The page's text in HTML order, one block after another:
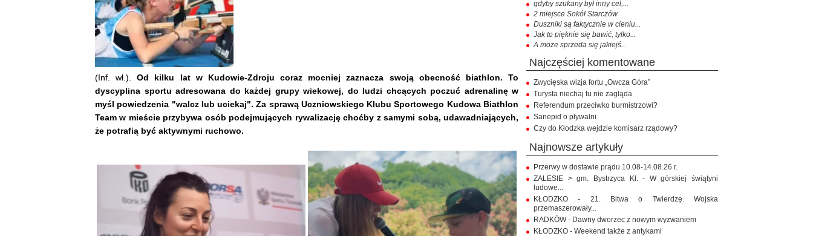
(Inf. wł.).Od kilku lat w Kudowie-Zdroju coraz mocniej zaznacza swoją obecność biathlon. To
dyscyplina sportu adresowana do każdej grupy wiekowej, do ludzi chcących poczuć adrenalinę w
myśl powiedzenia "walcz lub uciekaj". Za sprawą Uczniowskiego Klubu Sportowego Kudowa Biathlon
Team w mieście przybywa osób podejmujących rywalizację choćby z samymi sobą, udawadniających,
że potrafią być aktywnymi ruchowo.
gdyby szukany był inny cel,...
2 miejsce Sokół Starczów
Duszniki są faktycznie w cieniu...
Jak to pięknie się bawić, tylko...
A może sprzeda się jakiejś...
najczęściej komentowane
Zwycięska wizja fortu „Owcza Góra”
Turysta niechaj tu nie zagląda
Referendum przeciwko burmistrzowi?
Sanepid o pływalni
Czy do Kłodzka wejdzie komisarz rządowy?
najnowsze artykuły
Przerwy w dostawie prądu 10.08-14.08.26 r.
ZALESIE > gm. Bystrzyca Kł. - W górskiej świątyni
ludowe...
KŁODZKO - 21. Bitwa o Twierdzę. Wojska
przemaszerowały...
RADKÓW - Dawny dworzec z nowym wyzwaniem
KŁODZKO - Weekend także z antykami